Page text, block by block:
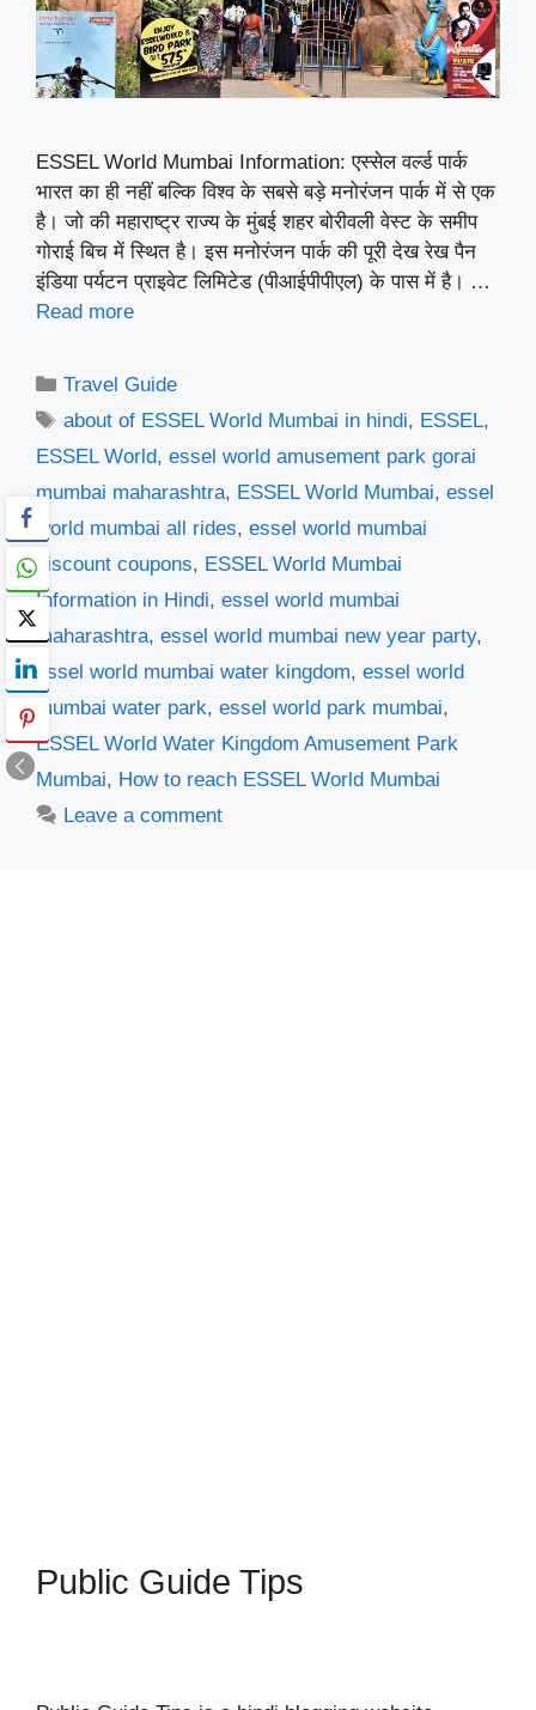
ESSEL World Mumbai Information: एस्सेल वर्ल्ड पार्क
भारत का ही नहीं बल्कि विश्व के सबसे बड़े मनोरंजन पार्क में से एक
है। जो की महाराष्ट्र राज्य के मुंबई शहर बोरीवली वेस्ट के समीप
गोराई बिच में स्थित है। इस मनोरंजन पार्क की पूरी देख रेख पैन
इंडिया पर्यटन प्राइवेट लिमिटेड (पीआईपीपीएल) के पास में है। …
Read more
Categories
Travel Guide
Tags
about of ESSEL World Mumbai in hindi, ESSEL,
ESSEL World, essel world amusement park gorai
mumbai maharashtra, ESSEL World Mumbai, essel
world mumbai all rides, essel world mumbai
discount coupons, ESSEL World Mumbai
Information in Hindi, essel world mumbai
maharashtra, essel world mumbai new year party,
essel world mumbai water kingdom, essel world
mumbai water park, essel world park mumbai,
ESSEL World Water Kingdom Amusement Park
Mumbai, How to reach ESSEL World Mumbai
Leave a comment
Public Guide Tips